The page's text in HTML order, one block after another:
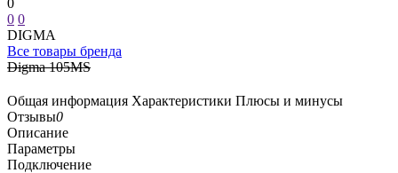
0 0
DIGMA
Все товары бренда
Digma 105MS
Общая информация Характеристики Плюсы и минусы
Отзывы0
Описание
Параметры
Подключение